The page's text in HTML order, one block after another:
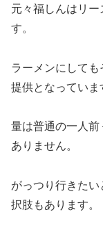
元々福しんはリー
す。
ラーメンにして
提供となっていま
量は普通の一人前
ありません。
がっつり行きた
択肢もあります。